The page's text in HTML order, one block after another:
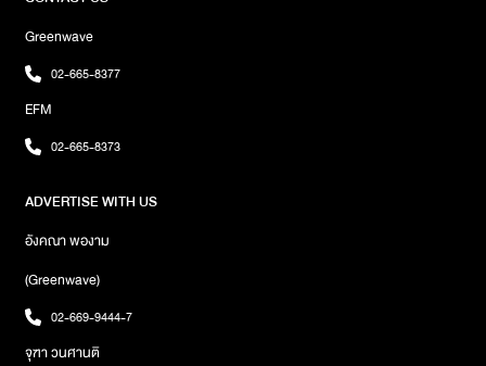
Greenwave
02-665-8377
EFM
02-665-8373
ADVERTISE WITH US
อังคณา พองาม
(Greenwave)
02-669-9444-7
จุฑา วนศานติ